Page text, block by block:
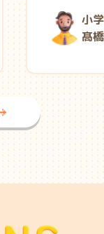
小
髙